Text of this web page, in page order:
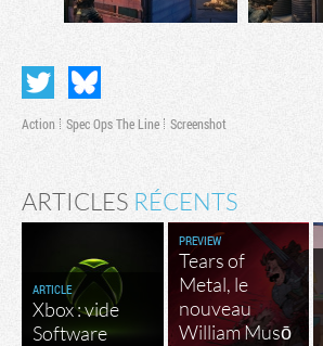
Action Spec Ops The Line Screenshot
ARTICLES RÉCENTS
ARTICLE
Xbox : vide
Software
PREVIEW
Tears of
Metal, le
nouveau
William Musō